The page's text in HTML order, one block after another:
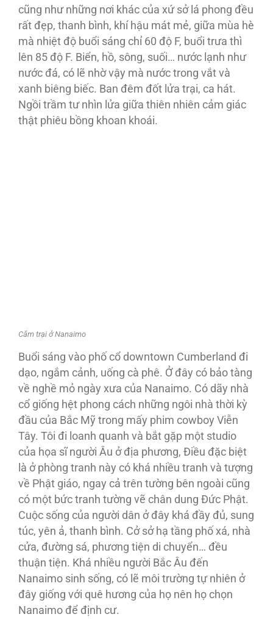
cũng như những nơi khác của xứ sở lá phong đều
rất đẹp, thanh bình, khí hậu mát mẻ, giữa mùa hè
mà nhiệt độ buổi sáng chỉ 60 độ F, buổi trưa thì
lên 85 độ F. Biển, hồ, sông, suối… nước lạnh như
nước đá, có lẽ nhờ vậy mà nước trong vắt và
xanh biêng biếc. Ban đêm đốt lửa trại, ca hát.
Ngồi trầm tư nhìn lửa giữa thiên nhiên cảm giác
thật phiêu bồng khoan khoái.
Cắm trại ở Nanaimo
Buổi sáng vào phố cổ downtown Cumberland đi
dạo, ngắm cảnh, uống cà phê. Ở đây có bảo tàng
về nghề mỏ ngày xưa của Nanaimo. Có dãy nhà
cổ giống hệt phong cách những ngôi nhà thời kỳ
đầu của Bắc Mỹ trong mấy phim cowboy Viễn
Tây. Tôi đi loanh quanh và bắt gặp một studio
của họa sĩ người Âu ở địa phương, Điều đặc biệt
là ở phòng tranh này có khá nhiều tranh và tượng
về Phật giáo, ngay cả trên tường bên ngoài cũng
có một bức tranh tường vẽ chân dung Đức Phật.
Cuộc sống của người dân ở đây khá đầy đủ, sung
túc, yên ả, thanh bình. Cở sở hạ tầng phố xá, nhà
cửa, đường sá, phương tiện di chuyển… đều
thuận tiện. Khá nhiều người Bắc Âu đến
Nanaimo sinh sống, có lẽ môi trường tự nhiên ở
đây giống với quê hương của họ nên họ chọn
Nanaimo để định cư.